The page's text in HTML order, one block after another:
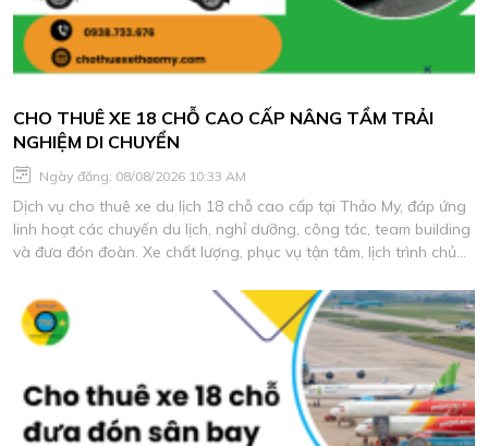
CHO THUÊ XE 18 CHỖ CAO CẤP NÂNG TẦM TRẢI
NGHIỆM DI CHUYỂN
Ngày đăng: 08/08/2026 10:33 AM
Dịch vụ cho thuê xe du lịch 18 chỗ cao cấp tại Thảo My, đáp ứng
linh hoạt các chuyến du lịch, nghỉ dưỡng, công tác, team building
và đưa đón đoàn. Xe chất lượng, phục vụ tận tâm, lịch trình chủ